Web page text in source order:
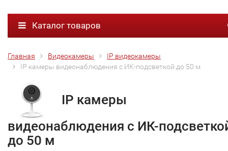
Каталог товаров
Главная Видеокамеры
IP видеокамеры
IP камеры видеонаблюдения с ИК-подсветкой до 50 м
IP камеры
видеонаблюдения с ИК-
до 50 м